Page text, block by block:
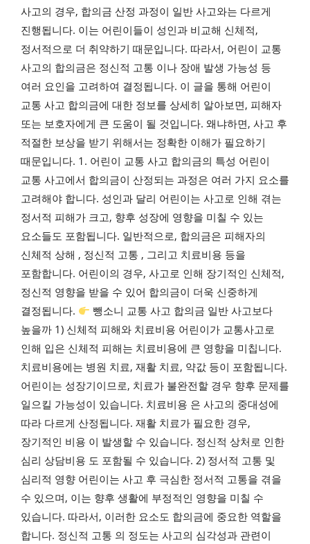
사고의 경우, 합의금 산정 과정이 일반 사고와는 다르게
진행됩니다. 이는 어린이들이 성인과 비교해 신체적,
정서적으로 더 취약하기 때문입니다. 따라서, 어린이 교통
사고의 합의금은 정신적 고통 이나 장애 발생 가능성 등
여러 요인을 고려하여 결정됩니다. 이 글을 통해 어린이
교통 사고 합의금에 대한 정보를 상세히 알아보면, 피해자
또는 보호자에게 큰 도움이 될 것입니다. 왜냐하면, 사고 후
적절한 보상을 받기 위해서는 정확한 이해가 필요하기
때문입니다. 1. 어린이 교통 사고 합의금의 특성 어린이
교통 사고에서 합의금이 산정되는 과정은 여러 가지 요소를
고려해야 합니다. 성인과 달리 어린이는 사고로 인해 겪는
정서적 피해가 크고, 향후 성장에 영향을 미칠 수 있는
요소들도 포함됩니다. 일반적으로, 합의금은 피해자의
신체적 상해 , 정신적 고통 , 그리고 치료비용 등을
포함합니다. 어린이의 경우, 사고로 인해 장기적인 신체적,
정신적 영향을 받을 수 있어 합의금이 더욱 신중하게
결정됩니다.
뺑소니 교통 사고 합의금 일반 사고보다
높을까 1) 신체적 피해와 치료비용 어린이가 교통사고로
인해 입은 신체적 피해는 치료비용에 큰 영향을 미칩니다.
치료비용에는 병원 치료, 재활 치료, 약값 등이 포함됩니다.
어린이는 성장기이므로, 치료가 불완전할 경우 향후 문제를
일으킬 가능성이 있습니다. 치료비용 은 사고의 중대성에
따라 다르게 산정됩니다. 재활 치료가 필요한 경우,
장기적인 비용 이 발생할 수 있습니다. 정신적 상처로 인한
심리 상담비용 도 포함될 수 있습니다. 2) 정서적 고통 및
심리적 영향 어린이는 사고 후 극심한 정서적 고통을 겪을
수 있으며, 이는 향후 생활에 부정적인 영향을 미칠 수
있습니다. 따라서, 이러한 요소도 합의금에 중요한 역할을
합니다. 정신적 고통 의 정도는 사고의 심각성과 관련이